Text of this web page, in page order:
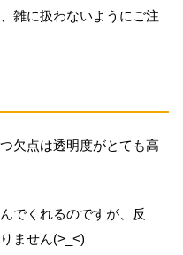
雑に扱わないようにご注
欠点は透明度がとても高
でくれるのですが、反
ません(>_<)